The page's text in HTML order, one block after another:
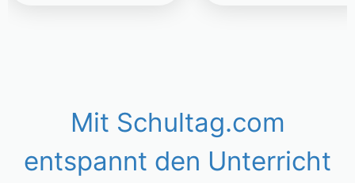
Mit Schultag.com
entspannt den Unterricht